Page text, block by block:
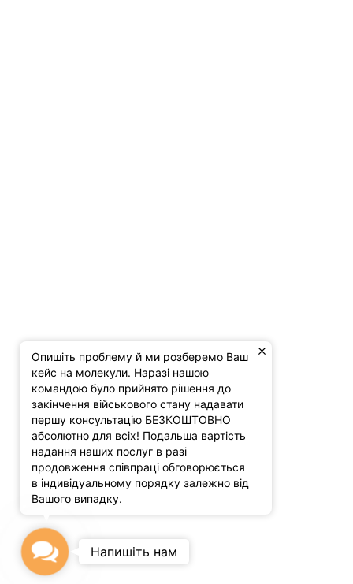
ContactНапишіть нам
Опишіть проблему й ми розберемо Ваш
кейс на молекули. Наразі нашою
командою було прийнято рішення до
закінчення військового стану надавати
першу консультацію БЕЗКОШТОВНО
абсолютно для всіх! Подальша вартість
надання наших послуг в разі
продовження співпраці обговорюється
в індивідуальному порядку залежно від
Вашого випадку.